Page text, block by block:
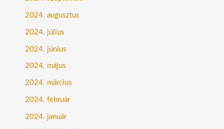
2024. augusztus
2024. július
2024. június
2024. május
2024. március
2024. február
2024. január